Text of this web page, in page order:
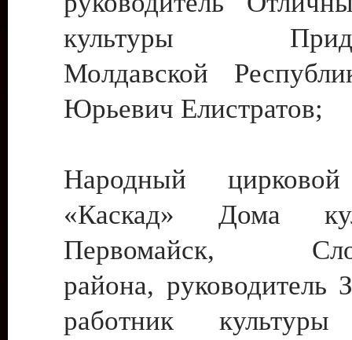
культуры
Молдавской
Юрьевич Елистратов;
Народный цирковой
«Каскад» Дома
Первомайск,
района, руководитель
работник культуры